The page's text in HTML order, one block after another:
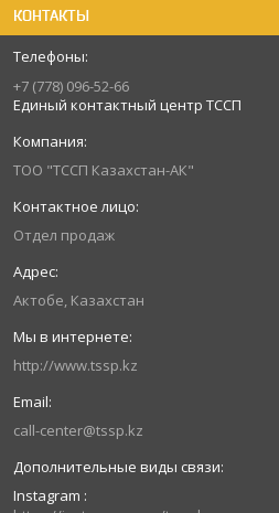
КОНТАКТЫ
+7 (778) 096-52-66
Единый контактный центр ТССП
ТОО "ТССП Казахстан-АК"
Отдел продаж
Актобе, Казахстан
http://www.tssp.kz
call-center@tssp.kz
Instagram